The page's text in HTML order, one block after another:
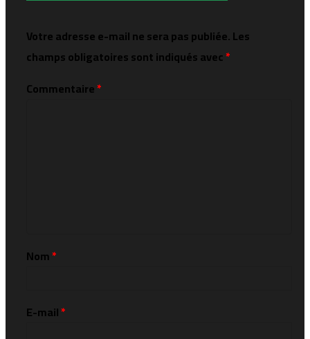
Votre adresse e-mail ne sera pas publiée.Les
champs obligatoires sont indiqués avec*
Commentaire*
Nom*
E-mail*